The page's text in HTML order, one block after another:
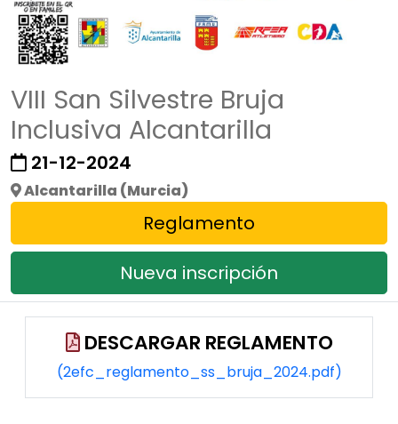
VIII San Silvestre Bruja
Inclusiva Alcantarilla
21-12-2024
Alcantarilla (Murcia)
Reglamento
Nueva inscripción
DESCARGAR REGLAMENTO
(2efc_reglamento_ss_bruja_2024.pdf)